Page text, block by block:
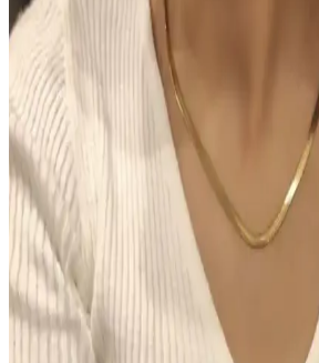
TUTUYA TEXTIL'in el örgüsü renkli lif seti,
yapısıyla çeşitli kullanım alanlarına uygun,
memnuniyeti sağlayan ürünler sunuyor.
Hormonal Akne Tedavisinde
Etkisi ve Kullanıcı Deneyimleri
Spironolakton, hormonal aknede anti-
bezlerini düzenler. Kullanıcılar iki hafta
gözlemlerken, dozaj ve yan etkiler kişiye
Chanel Water Tint: Hafif
Kalıcı Doğal Cilt Makyajı
Chanel Water Tint, hafif kapatıcılığı ve
taze kalan bir cilt makyajı sunar. Ciltte
kalıcı performans sağlar, ancak hassas